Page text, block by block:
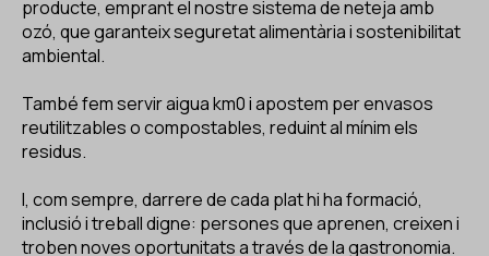
producte, emprant el nostre sistema de neteja amb
ozó, que garanteix seguretat alimentària i sostenibilitat
ambiental.
També fem servir aigua km0 i apostem per envasos
reutilitzables o compostables, reduint al mínim els
residus.
I, com sempre, darrere de cada plat hi ha formació,
inclusió i treball digne: persones que aprenen, creixen i
troben noves oportunitats a través de la gastronomia.